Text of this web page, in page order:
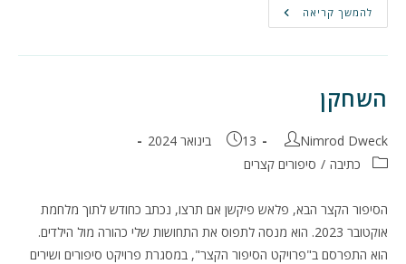
להמשך קריאה אופנהיימר
של
השחקן
מחבר:
Nimrod Dweck פורסם:
13 בינואר 2024
קטגוריה:כתיבה / סיפורים קצרים
הסיפור הקצר הבא, פלאש פיקשן אם תרצו, נכתב כחודש לתוך מלחמת
אוקטובר 2023. הוא מנסה לתפוס את התחושות שלי כהורה מול הילדים.
הוא התפרסם ב"פרויקט הסיפור הקצר", במסגרת פרויקט סיפורים ושירים